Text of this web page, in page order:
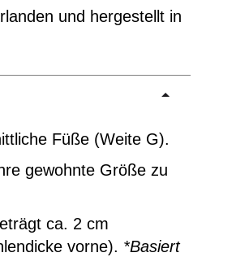
und hergestellt in
Füße (Weite G).
gewohnte Größe zu
ca. 2 cm
vorne). *Basiert